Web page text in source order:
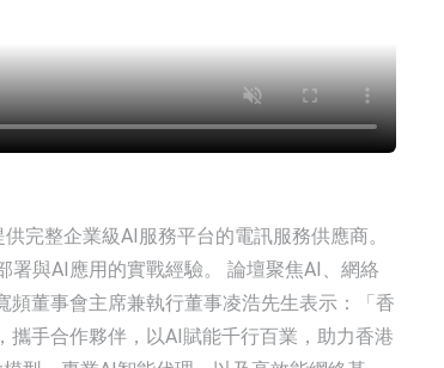
整企業級AI服務平台的電訊服務供應商。
與AI應用的實戰經驗。 論壇聚焦AI、網絡
董事會主席兼執行董事凌浩先生表示：「香
手合作夥伴，以AI賦能千行百業，助力香港